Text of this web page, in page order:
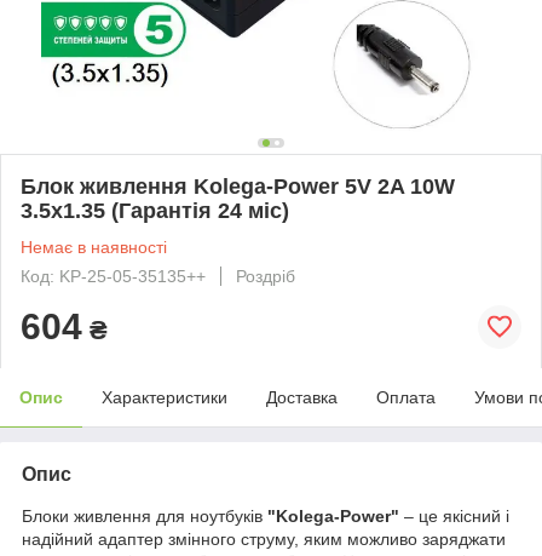
Блок живлення Kolega-Power 5V 2A 10W
3.5x1.35 (Гарантія 24 міс)
Немає в наявності
Код: KP-25-05-35135++
Роздріб
604 ₴
Опис Характеристики Доставка Оплата Умови
Опис
Блоки живлення для ноутбуків "Kolega-Power" – це якісний і
надійний адаптер змінного струму, яким можливо заряджати